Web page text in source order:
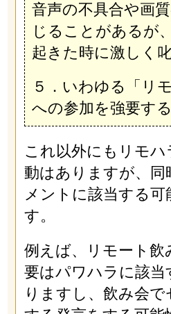
音声の不具合や画
じることがあるが
起きた時に激しく叱
５．いわゆる「リ
への参加を強要する
これ以外にもリモ
動はありますが、同
メントに該当する可
す。
例えば、リモート飲
要はパワハラに該当
りますし、飲み会